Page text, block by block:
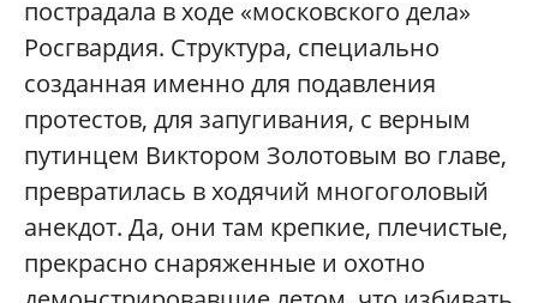
пострадала в ходе «московского дела»
Росгвардия. Структура, специально
созданная именно для подавления
протестов, для запугивания, с верным
путинцем Виктором Золотовым во главе,
превратилась в ходячий многоголовый
анекдот. Да, они там крепкие, плечистые,
прекрасно снаряженные и охотно